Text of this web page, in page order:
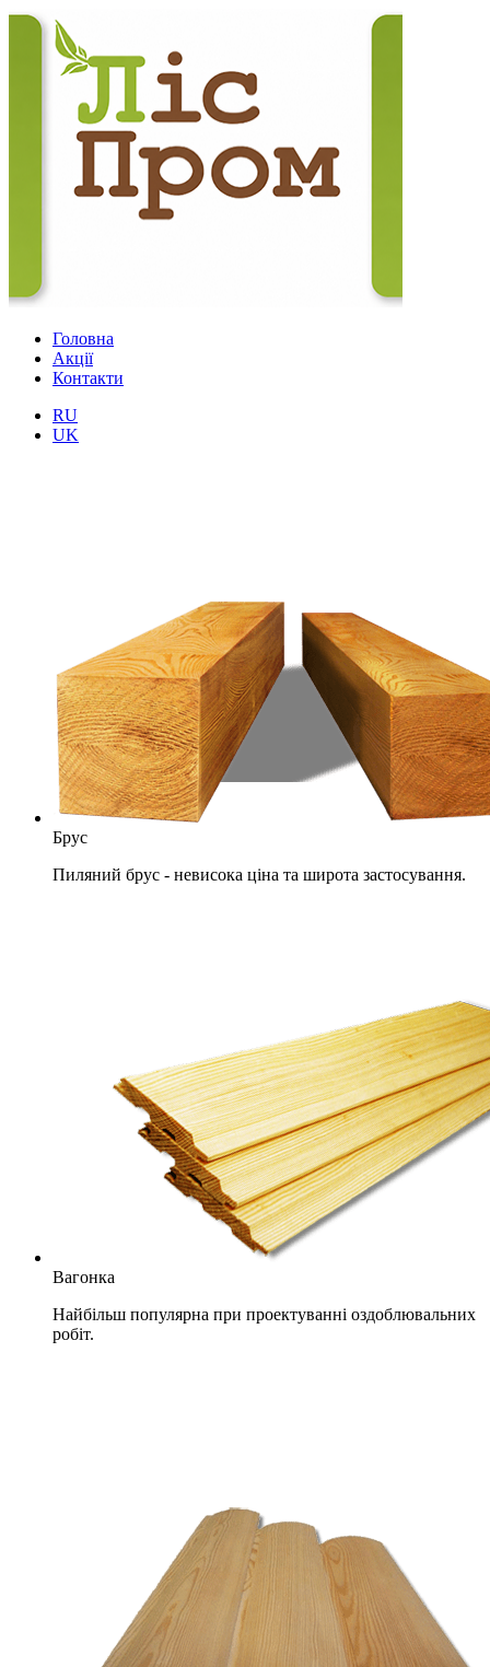
Головна
Акції
Контакти
RU
UK
Брус
Пиляний брус - невисока ціна та широта застосування.
Вагонка
Найбільш популярна при проектуванні оздоблювальних
робіт.